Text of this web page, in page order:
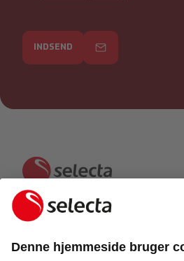
INDSEND
KONTAKT OS OG FÅ ET